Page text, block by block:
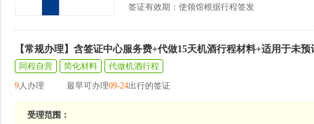
签证有效期：使领馆根据行程签发
【常规办理】含签证中心服务费+代做15天机酒行程材料+适用于未
同程自营 简化材料
代做机酒行程
9人办理 最早可办理09-24出行的签证
受理范围：